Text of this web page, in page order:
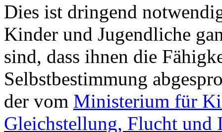
Dies ist dringend
Kinder und Jugendliche
sind, dass ihnen die
Selbstbestimmung
der vom Ministerium für
Gleichstellung, Flucht und